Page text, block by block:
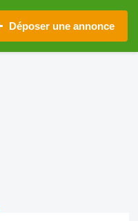
Déposer une annonce